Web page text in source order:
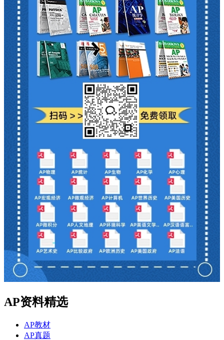
AP资料精选
AP教材
AP真题